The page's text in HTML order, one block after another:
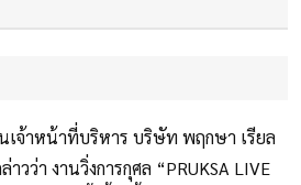
เจ้าหน้าที่บริหาร บริษัท พฤกษา เรียล
วว่า งานวิ่งการกุศล “PRUKSA LIVE